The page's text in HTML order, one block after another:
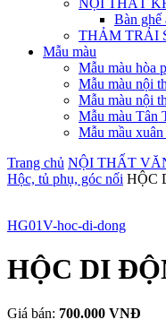
NỘI THẤT
Bàn ghế
THẢM TRẢI
Mẫu màu
Mẫu màu hòa
Mẫu màu nội
Mẫu màu nội
Mẫu màu Tân
Mẫu mầu xuân
Trang chủ NỘI THẤT
Hộc, tủ phụ, góc nối HỘC
HG01V-hoc-di-dong
HỘC DI
Giá bán: 700.000 VNĐ